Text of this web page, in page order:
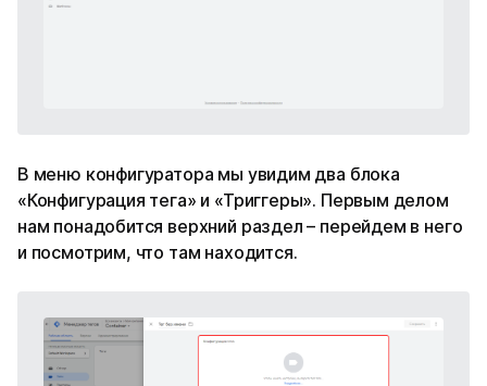
В меню конфигуратора мы увидим два блока
«Конфигурация тега» и «Триггеры». Первым делом
нам понадобится верхний раздел – перейдем в него
и посмотрим, что там находится.